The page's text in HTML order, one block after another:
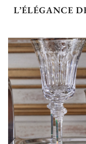
L’ÉLÉGANCE